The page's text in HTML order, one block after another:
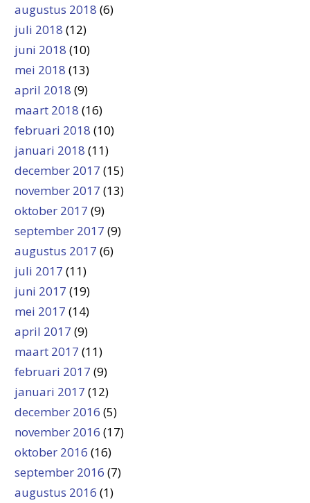
augustus 2018 (6)
juli 2018 (12)
juni 2018 (10)
mei 2018 (13)
april 2018 (9)
maart 2018 (16)
februari 2018 (10)
januari 2018 (11)
december 2017 (15)
november 2017 (13)
oktober 2017 (9)
september 2017 (9)
augustus 2017 (6)
juli 2017 (11)
juni 2017 (19)
mei 2017 (14)
april 2017 (9)
maart 2017 (11)
februari 2017 (9)
januari 2017 (12)
december 2016 (5)
november 2016 (17)
oktober 2016 (16)
september 2016 (7)
augustus 2016 (1)